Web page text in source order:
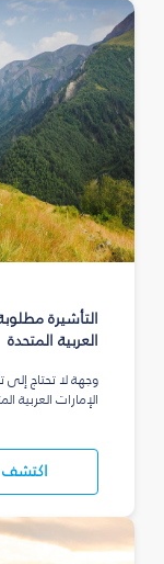
التأشيرة
العربية المتحدة
وجهة لا تحتاج
الإمارات العربية
اكتشف